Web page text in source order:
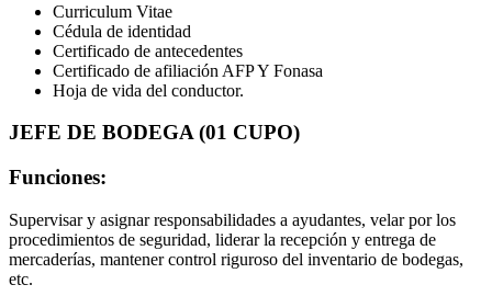
Curriculum Vitae
Cédula de identidad
Certificado de antecedentes
Certificado de afiliación AFP Y Fonasa
Hoja de vida del conductor.
JEFE DE BODEGA (01 CUPO)
Funciones:
Supervisar y asignar responsabilidades a ayudantes, velar por los
procedimientos de seguridad, liderar la recepción y entrega de
mercaderías, mantener control riguroso del inventario de bodegas,
etc.